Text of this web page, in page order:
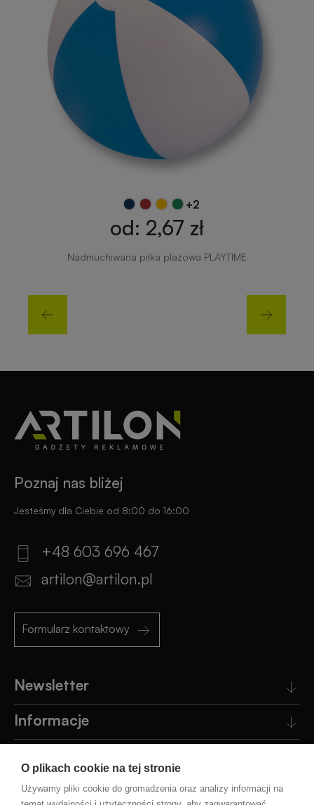
O plikach cookie na tej stronie
Używamy pliki cookie do gromadzenia oraz analizy informacji na
+2
od: 2,67 zł
Nadmuchiwana piłka plażowa PLAYTIME
Poznaj nas bliżej
Jesteśmy dla Ciebie od 8:00 do 16:00
+48 603 696 467
artilon@artilon.pl
Formularz kontaktowy
Newsletter
Informacje
Pomoc